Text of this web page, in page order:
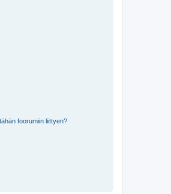
foorumiin liittyen?